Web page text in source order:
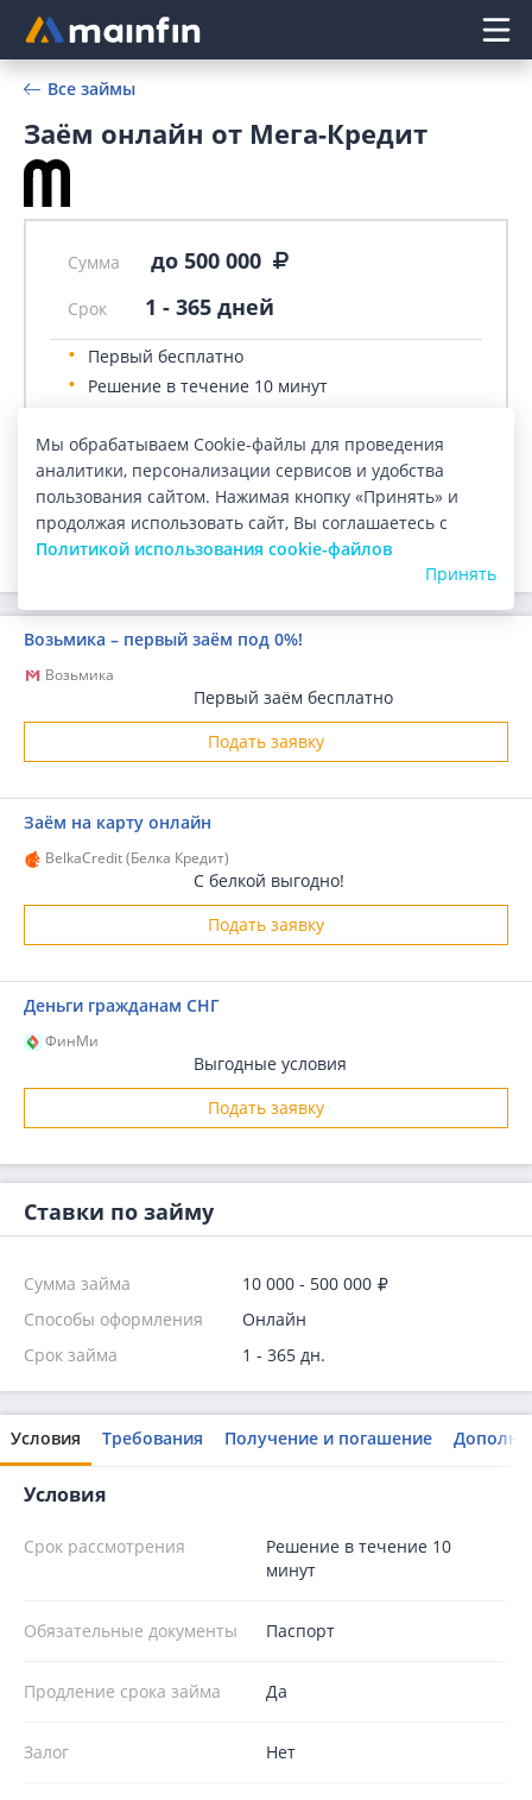
Главное меню
Все займы
Заём онлайн от Мега-Кредит
Сумма до 500 000
Срок 1 - 365 дней
Первый бесплатно
Решение в течение 10 минут
Оформление: Онлайн
ПОДАТЬ ЗАЯВКУ
Возьмика – первый заём под 0%!
Возьмика
Первый заём бесплатно
Подать заявку
Заём на карту онлайн
BelkaCredit (Белка Кредит)
С белкой выгодно!
Подать заявку
Деньги гражданам СНГ
ФинМи
Выгодные условия
Подать заявку
Ставки по займу
Сумма займа
10 000 - 500 000
Способы оформления
Онлайн
Срок займа
1 - 365 дн.
Условия Требования Получение и погашение
Условия
Срок рассмотрения
Решение в течение 10
минут
Обязательные документы Паспорт
Продление срока займа Да
Залог Нет
Мы обрабатываем Cookie-файлы для проведения
аналитики, персонализации сервисов и удобства
пользования сайтом. Нажимая кнопку «Принять» и
продолжая использовать сайт, Вы соглашаетесь с
Политикой использования cookie-файлов
Принять